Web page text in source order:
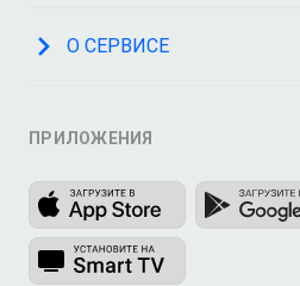
О СЕРВИСЕ
ПРИЛОЖЕНИЯ